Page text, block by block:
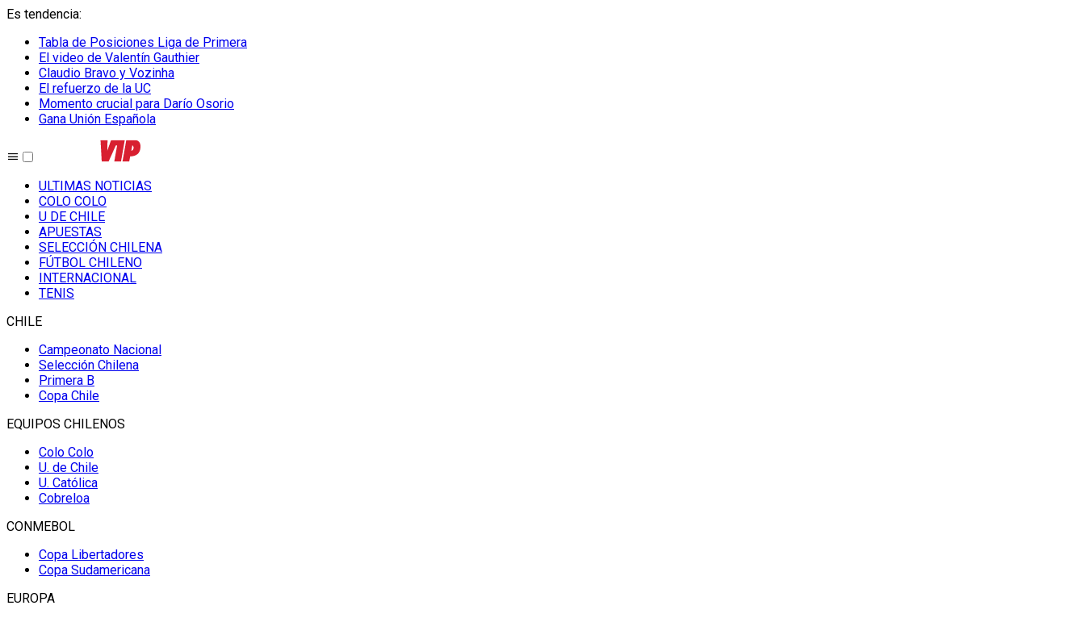
Es tendencia:
Tabla de Posiciones Liga de Primera
El video de Valentín Gauthier
Claudio Bravo y Vozinha
El refuerzo de la UC
Momento crucial para Darío Osorio
Gana Unión Española
ULTIMAS NOTICIAS
COLO COLO
U DE CHILE
APUESTAS
SELECCIÓN CHILENA
FÚTBOL CHILENO
INTERNACIONAL
TENIS
CHILE
Campeonato Nacional
Selección Chilena
Primera B
Copa Chile
EQUIPOS CHILENOS
Colo Colo
U. de Chile
U. Católica
Cobreloa
CONMEBOL
Copa Libertadores
Copa Sudamericana
EUROPA